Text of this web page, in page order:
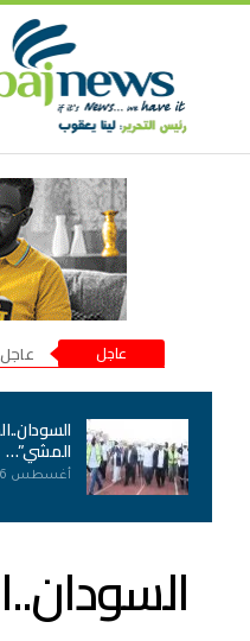
عاجل
المشي”…
أغسطس 6, 2026